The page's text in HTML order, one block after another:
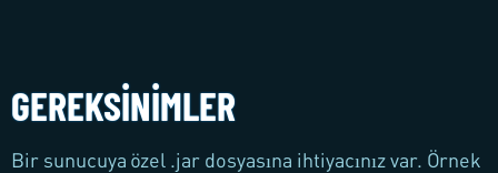
GEREKSINIMLER
Bir sunucuya özel .jar dosyasına ihtiyacınız var. Örnek